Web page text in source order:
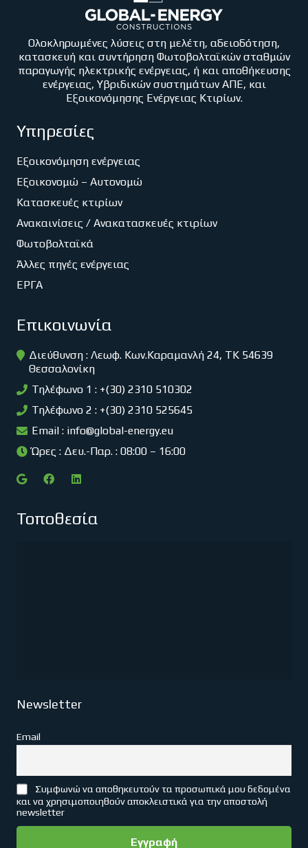
Ολοκληρωμένες λύσεις στη μελέτη, αδειοδότηση,
κατασκευή και συντήρηση Φωτοβολταϊκών σταθμών
παραγωγής ηλεκτρικής ενέργειας, ή και αποθήκευσης
ενέργειας, Υβριδικών συστημάτων ΑΠΕ, και
Εξοικονόμησης Ενέργειας Κτιρίων.
Υπηρεσίες
Εξοικονόμηση ενέργειας
Εξοικονομώ – Αυτονομώ
Κατασκευές κτιρίων
Ανακαινίσεις / Ανακατασκευές κτιρίων
Φωτοβολταϊκά
Άλλες πηγές ενέργειας
ΕΡΓΑ
Επικοινωνία
Διεύθυνση : Λεωφ. Κων.Καραμανλή 24, ΤΚ 54639
Θεσσαλονίκη
Τηλέφωνο 1 : +(30) 2310 510302
Τηλέφωνο 2 : +(30) 2310 525645
Email : info@global-energy.eu
Ώρες : Δευ.-Παρ. : 08:00 – 16:00
Τοποθεσία
Newsletter
Email
Συμφωνώ να αποθηκευτούν τα προσωπικά μου δεδομένα
και να χρησιμοποιηθούν αποκλειστικά για την αποστολή
newsletter